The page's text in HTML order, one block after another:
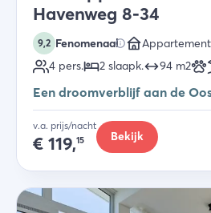
Havenweg 8-34
9,2 Fenomenaal Appartement
4 pers. 2 slaapk. 94 m2
Een droomverblijf aan de
v.a. prijs/nacht
€ 119,15 Bekijk